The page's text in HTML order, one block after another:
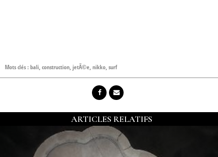
Mots clés :bali,construction,jetÃ©e,nikko,surf
ARTICLES RELATIFS